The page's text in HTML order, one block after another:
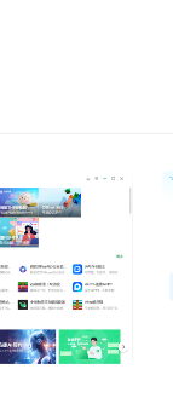
间
安全
便好
疲
加系
能力
脑医
卡慢